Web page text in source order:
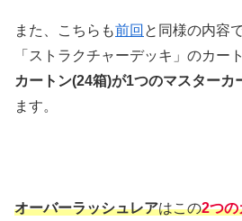
また、こちらも前回 と同様の内容
「ストラクチャーデッキ」のカー
カートン(24箱)が1つのマスターカ
ます。
オーバーラッシュレアはこの2つの